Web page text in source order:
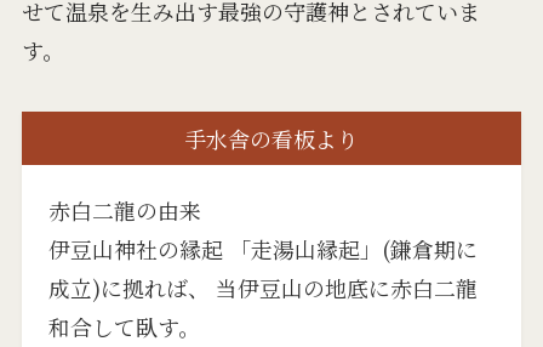
せて温泉を生み出す最強の守護神とされていま
す。
手水舎の看板より
赤白二龍の由来
伊豆山神社の縁起 「走湯山縁起」(鎌倉期に
成立)に拠れば、 当伊豆山の地底に赤白二龍
和合して臥す。